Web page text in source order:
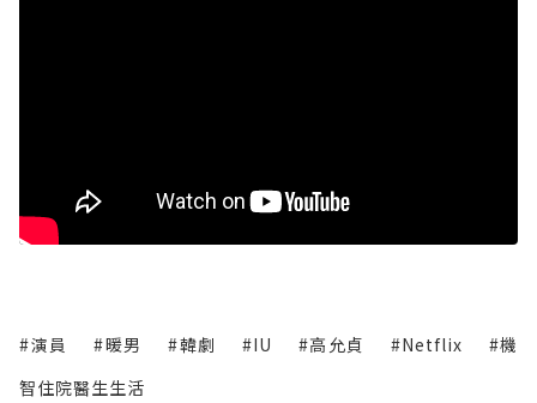
#演員 #暖男 #韓劇 #IU #高允貞 #Netflix
#機
智住院醫生生活